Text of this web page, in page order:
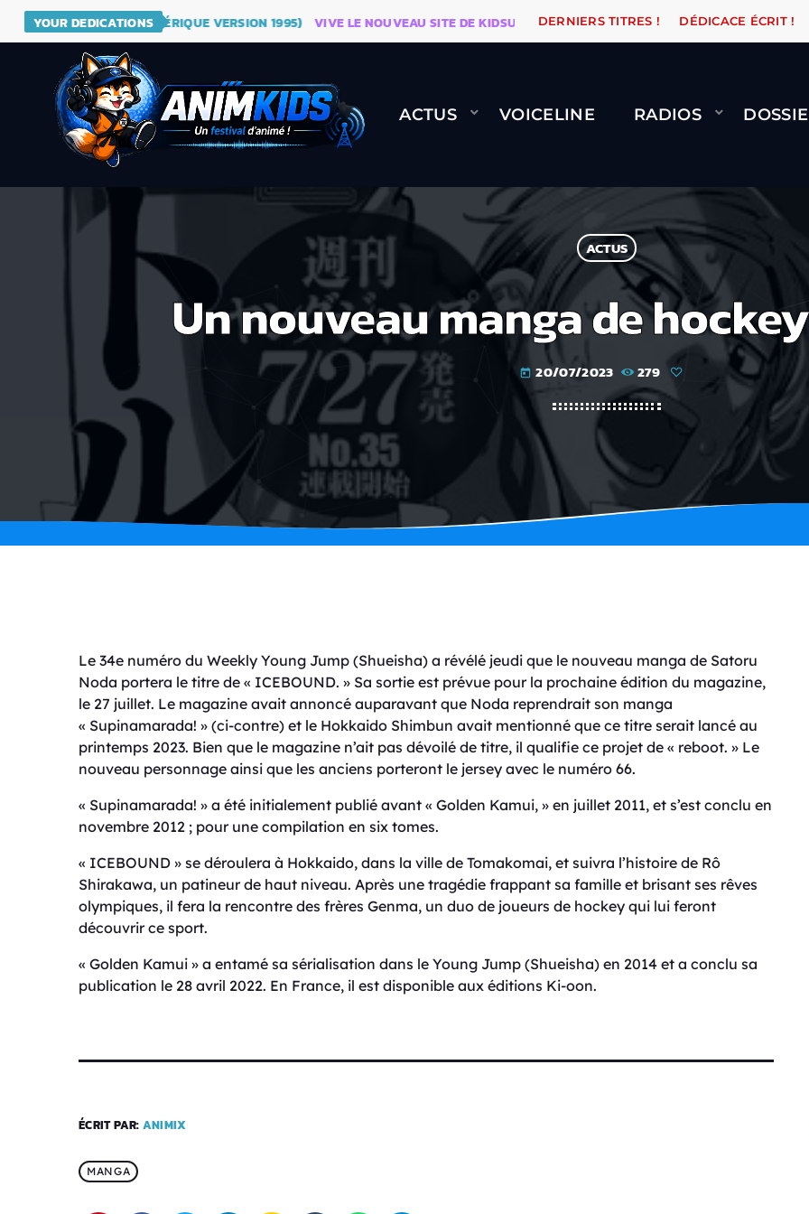
YOUR DEDICATIONS
DRAGON BALL (GÉNÉRIQUE VERSION 1995) VIVE LE NOUVEAU SITE DE KIDSUNE WARÉTRO ORANGE ROAD QUI
DERNIERS TITRES ! DÉDICACE ÉCRIT !
ACTUS VOICELINE RADIOS
ACTUS
Un nouveau manga de hockey
today 20/07/2023 279
Le 34e numéro du Weekly Young Jump (Shueisha) a révélé jeudi que le nouveau manga de Satoru
Noda portera le titre de « ICEBOUND. » Sa sortie est prévue pour la prochaine édition du magazine,
le 27 juillet. Le magazine avait annoncé auparavant que Noda reprendrait son manga
« Supinamarada! » (ci-contre) et le Hokkaido Shimbun avait mentionné que ce titre serait lancé au
printemps 2023. Bien que le magazine n’ait pas dévoilé de titre, il qualifie ce projet de « reboot. » Le
nouveau personnage ainsi que les anciens porteront le jersey avec le numéro 66.
« Supinamarada! » a été initialement publié avant « Golden Kamui, » en juillet 2011, et s’est conclu en
novembre 2012 ; pour une compilation en six tomes.
« ICEBOUND » se déroulera à Hokkaido, dans la ville de Tomakomai, et suivra l’histoire de Rô
Shirakawa, un patineur de haut niveau. Après une tragédie frappant sa famille et brisant ses rêves
olympiques, il fera la rencontre des frères Genma, un duo de joueurs de hockey qui lui feront
découvrir ce sport.
« Golden Kamui » a entamé sa sérialisation dans le Young Jump (Shueisha) en 2014 et a conclu sa
publication le 28 avril 2022. En France, il est disponible aux éditions Ki-oon.
ÉCRIT PAR: ANIMIX
MANGA